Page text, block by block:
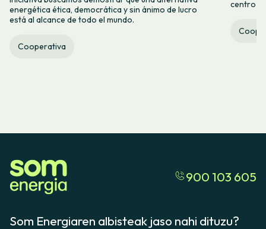
energética ética, democrática y sin ánimo de lucro
está al alcance de todo el mundo.
Cooperativa
centro
900 103 605
Som Energiaren albisteak jaso nahi dituzu?